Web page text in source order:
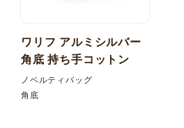
ワリフ アルミシルバー
角底 持ち手コットン
ノベルティバッグ
角底